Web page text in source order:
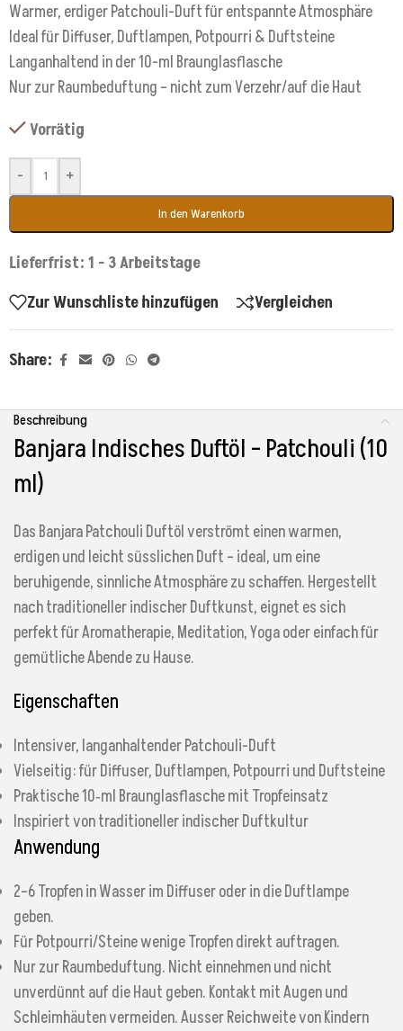
Warmer, erdiger Patchouli-Duft für entspannte Atmosphäre
Ideal für Diffuser, Duftlampen, Potpourri & Duftsteine
Langanhaltend in der 10-ml Braunglasflasche
Nur zur Raumbeduftung – nicht zum Verzehr/auf die Haut
Vorrätig
- +
In den Warenkorb
Lieferfrist: 1 - 3 Arbeitstage
Zur Wunschliste hinzufügen
Vergleichen
Share:
Beschreibung
Banjara Indisches Duftöl – Patchouli (10
ml)
Das Banjara Patchouli Duftöl verströmt einen warmen,
erdigen und leicht süsslichen Duft – ideal, um eine
beruhigende, sinnliche Atmosphäre zu schaffen. Hergestellt
nach traditioneller indischer Duftkunst, eignet es sich
perfekt für Aromatherapie, Meditation, Yoga oder einfach für
gemütliche Abende zu Hause.
Eigenschaften
Intensiver, langanhaltender Patchouli-Duft
Vielseitig: für Diffuser, Duftlampen, Potpourri und Duftsteine
Praktische 10‑ml Braunglasflasche mit Tropfeinsatz
Inspiriert von traditioneller indischer Duftkultur
Anwendung
2–6 Tropfen in Wasser im Diffuser oder in die Duftlampe
geben.
Für Potpourri/Steine wenige Tropfen direkt auftragen.
Nur zur Raumbeduftung. Nicht einnehmen und nicht
unverdünnt auf die Haut geben. Kontakt mit Augen und
Schleimhäuten vermeiden. Ausser Reichweite von Kindern